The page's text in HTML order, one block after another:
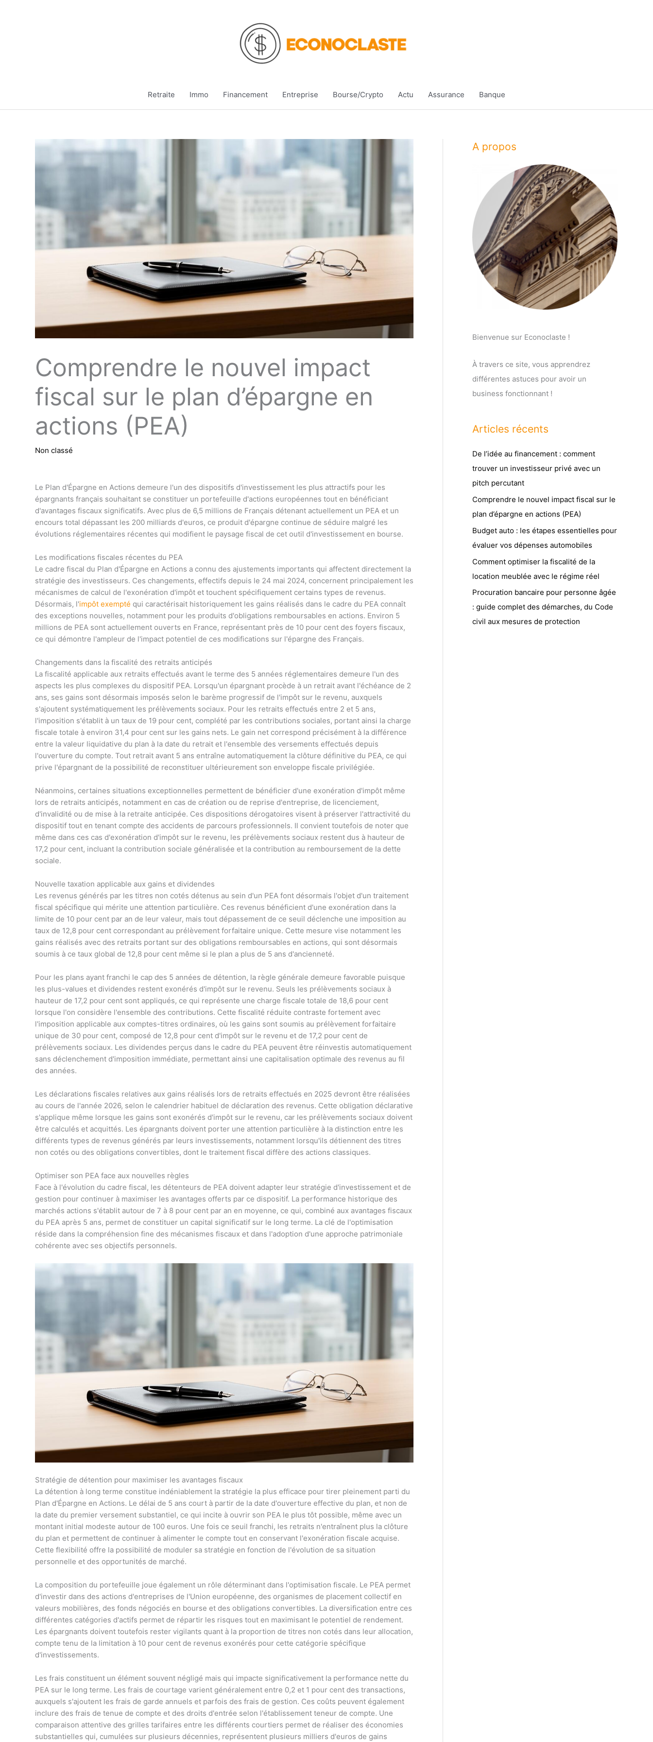
Retraite Immo Financement Entreprise Bourse/Crypto Actu Assurance Banque
Comprendre le nouvel impact
fiscal sur le plan d’épargne en
actions (PEA)
Non classé
Le Plan d'Épargne en Actions demeure l'un des dispositifs d'investissement les plus attractifs pour les
épargnants français souhaitant se constituer un portefeuille d'actions européennes tout en bénéficiant
d'avantages fiscaux significatifs. Avec plus de 6,5 millions de Français détenant actuellement un PEA et un
encours total dépassant les 200 milliards d'euros, ce produit d'épargne continue de séduire malgré les
évolutions réglementaires récentes qui modifient le paysage fiscal de cet outil d'investissement en bourse.
Les modifications fiscales récentes du PEA
Le cadre fiscal du Plan d'Épargne en Actions a connu des ajustements importants qui affectent directement la
stratégie des investisseurs. Ces changements, effectifs depuis le 24 mai 2024, concernent principalement les
mécanismes de calcul de l'exonération d'impôt et touchent spécifiquement certains types de revenus.
Désormais, l'impôt exempté qui caractérisait historiquement les gains réalisés dans le cadre du PEA connaît
des exceptions nouvelles, notamment pour les produits d'obligations remboursables en actions. Environ 5
millions de PEA sont actuellement ouverts en France, représentant près de 10 pour cent des foyers fiscaux,
ce qui démontre l'ampleur de l'impact potentiel de ces modifications sur l'épargne des Français.
Changements dans la fiscalité des retraits anticipés
La fiscalité applicable aux retraits effectués avant le terme des 5 années réglementaires demeure l'un des
aspects les plus complexes du dispositif PEA. Lorsqu'un épargnant procède à un retrait avant l'échéance de 2
ans, ses gains sont désormais imposés selon le barème progressif de l'impôt sur le revenu, auxquels
s'ajoutent systématiquement les prélèvements sociaux. Pour les retraits effectués entre 2 et 5 ans,
l'imposition s'établit à un taux de 19 pour cent, complété par les contributions sociales, portant ainsi la charge
fiscale totale à environ 31,4 pour cent sur les gains nets. Le gain net correspond précisément à la différence
entre la valeur liquidative du plan à la date du retrait et l'ensemble des versements effectués depuis
l'ouverture du compte. Tout retrait avant 5 ans entraîne automatiquement la clôture définitive du PEA, ce qui
prive l'épargnant de la possibilité de reconstituer ultérieurement son enveloppe fiscale privilégiée.
Néanmoins, certaines situations exceptionnelles permettent de bénéficier d'une exonération d'impôt même
lors de retraits anticipés, notamment en cas de création ou de reprise d'entreprise, de licenciement,
d'invalidité ou de mise à la retraite anticipée. Ces dispositions dérogatoires visent à préserver l'attractivité du
dispositif tout en tenant compte des accidents de parcours professionnels. Il convient toutefois de noter que
même dans ces cas d'exonération d'impôt sur le revenu, les prélèvements sociaux restent dus à hauteur de
17,2 pour cent, incluant la contribution sociale généralisée et la contribution au remboursement de la dette
sociale.
Nouvelle taxation applicable aux gains et dividendes
Les revenus générés par les titres non cotés détenus au sein d'un PEA font désormais l'objet d'un traitement
fiscal spécifique qui mérite une attention particulière. Ces revenus bénéficient d'une exonération dans la
limite de 10 pour cent par an de leur valeur, mais tout dépassement de ce seuil déclenche une imposition au
taux de 12,8 pour cent correspondant au prélèvement forfaitaire unique. Cette mesure vise notamment les
gains réalisés avec des retraits portant sur des obligations remboursables en actions, qui sont désormais
soumis à ce taux global de 12,8 pour cent même si le plan a plus de 5 ans d'ancienneté.
Pour les plans ayant franchi le cap des 5 années de détention, la règle générale demeure favorable puisque
les plus-values et dividendes restent exonérés d'impôt sur le revenu. Seuls les prélèvements sociaux à
hauteur de 17,2 pour cent sont appliqués, ce qui représente une charge fiscale totale de 18,6 pour cent
lorsque l'on considère l'ensemble des contributions. Cette fiscalité réduite contraste fortement avec
l'imposition applicable aux comptes-titres ordinaires, où les gains sont soumis au prélèvement forfaitaire
unique de 30 pour cent, composé de 12,8 pour cent d'impôt sur le revenu et de 17,2 pour cent de
prélèvements sociaux. Les dividendes perçus dans le cadre du PEA peuvent être réinvestis automatiquement
sans déclenchement d'imposition immédiate, permettant ainsi une capitalisation optimale des revenus au fil
des années.
Les déclarations fiscales relatives aux gains réalisés lors de retraits effectués en 2025 devront être réalisées
au cours de l'année 2026, selon le calendrier habituel de déclaration des revenus. Cette obligation déclarative
s'applique même lorsque les gains sont exonérés d'impôt sur le revenu, car les prélèvements sociaux doivent
être calculés et acquittés. Les épargnants doivent porter une attention particulière à la distinction entre les
différents types de revenus générés par leurs investissements, notamment lorsqu'ils détiennent des titres
non cotés ou des obligations convertibles, dont le traitement fiscal diffère des actions classiques.
Optimiser son PEA face aux nouvelles règles
Face à l'évolution du cadre fiscal, les détenteurs de PEA doivent adapter leur stratégie d'investissement et de
gestion pour continuer à maximiser les avantages offerts par ce dispositif. La performance historique des
marchés actions s'établit autour de 7 à 8 pour cent par an en moyenne, ce qui, combiné aux avantages fiscaux
du PEA après 5 ans, permet de constituer un capital significatif sur le long terme. La clé de l'optimisation
réside dans la compréhension fine des mécanismes fiscaux et dans l'adoption d'une approche patrimoniale
cohérente avec ses objectifs personnels.
Stratégie de détention pour maximiser les avantages fiscaux
La détention à long terme constitue indéniablement la stratégie la plus efficace pour tirer pleinement parti du
Plan d'Épargne en Actions. Le délai de 5 ans court à partir de la date d'ouverture effective du plan, et non de
la date du premier versement substantiel, ce qui incite à ouvrir son PEA le plus tôt possible, même avec un
montant initial modeste autour de 100 euros. Une fois ce seuil franchi, les retraits n'entraînent plus la clôture
du plan et permettent de continuer à alimenter le compte tout en conservant l'exonération fiscale acquise.
Cette flexibilité offre la possibilité de moduler sa stratégie en fonction de l'évolution de sa situation
personnelle et des opportunités de marché.
La composition du portefeuille joue également un rôle déterminant dans l'optimisation fiscale. Le PEA permet
d'investir dans des actions d'entreprises de l'Union européenne, des organismes de placement collectif en
valeurs mobilières, des fonds négociés en bourse et des obligations convertibles. La diversification entre ces
différentes catégories d'actifs permet de répartir les risques tout en maximisant le potentiel de rendement.
Les épargnants doivent toutefois rester vigilants quant à la proportion de titres non cotés dans leur allocation,
compte tenu de la limitation à 10 pour cent de revenus exonérés pour cette catégorie spécifique
d'investissements.
Les frais constituent un élément souvent négligé mais qui impacte significativement la performance nette du
PEA sur le long terme. Les frais de courtage varient généralement entre 0,2 et 1 pour cent des transactions,
auxquels s'ajoutent les frais de garde annuels et parfois des frais de gestion. Ces coûts peuvent également
inclure des frais de tenue de compte et des droits d'entrée selon l'établissement teneur de compte. Une
comparaison attentive des grilles tarifaires entre les différents courtiers permet de réaliser des économies
substantielles qui, cumulées sur plusieurs décennies, représentent plusieurs milliers d'euros de gains
A propos
Bienvenue sur Econoclaste !
À travers ce site, vous apprendrez
différentes astuces pour avoir un
business fonctionnant !
Articles récents
De l’idée au financement : comment
trouver un investisseur privé avec un
pitch percutant
Comprendre le nouvel impact fiscal sur le
plan d’épargne en actions (PEA)
Budget auto : les étapes essentielles pour
évaluer vos dépenses automobiles
Comment optimiser la fiscalité de la
location meublée avec le régime réel
Procuration bancaire pour personne âgée
: guide complet des démarches, du Code
civil aux mesures de protection